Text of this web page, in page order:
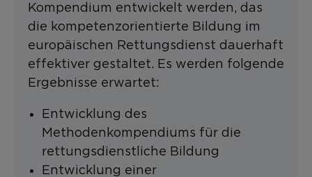
Kompendium entwickelt werden, das
die kompetenzorientierte Bildung im
europäischen Rettungsdienst dauerhaft
effektiver gestaltet. Es werden folgende
Ergebnisse erwartet:
Entwicklung des
Methodenkompendiums für die
rettungsdienstliche Bildung
Entwicklung einer